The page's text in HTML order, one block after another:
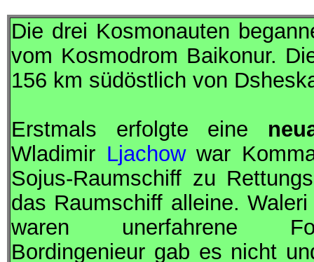
Die drei Kosmonauten
vom Kosmodrom Baikonur.
156 km südöstlich von
Erstmals erfolgte eine
Wladimir Ljachowwar
Sojus-Raumschiff zu
das Raumschiff alleine.
waren unerfahrene
Bordingenieur gab es nicht